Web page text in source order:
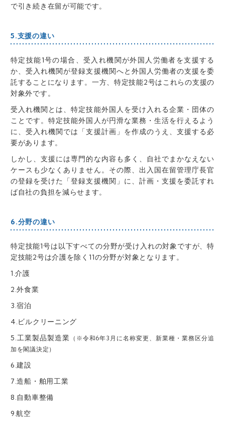
で引き続き在留が可能です。
5.支援の違い
特定技能1号の場合、受入れ機関が外国人労働者を支援する
か、受入れ機関が登録支援機関へと外国人労働者の支援を委
託することになります。一方、特定技能2号はこれらの支援の
対象外です。
受入れ機関とは、特定技能外国人を受け入れる企業・団体の
ことです。特定技能外国人が円滑な業務・生活を行えるよう
に、受入れ機関では「支援計画」を作成のうえ、支援する必
要があります。
しかし、支援には専門的な内容も多く、自社でまかなえない
ケースも少なくありません。その際、出入国在留管理庁長官
の登録を受けた「登録支援機関」に、計画・支援を委託すれ
ば自社の負担を減らせます。
6.分野の違い
特定技能1号は以下すべての分野が受け入れの対象ですが、特
定技能2号は介護を除く11の分野が対象となります。
1.介護
2.外食業
3.宿泊
4.ビルクリーニング
5.工業製品製造業 （※令和6年3月に名称変更、新業種・業務区分追
加を閣議決定）
6.建設
7.造船・舶用工業
8.自動車整備
9.航空